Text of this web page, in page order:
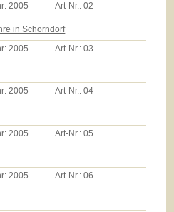
2005 Art-Nr.:02
in Schorndorf
2005 Art-Nr.:03
2005 Art-Nr.:04
2005 Art-Nr.:05
2005 Art-Nr.:06